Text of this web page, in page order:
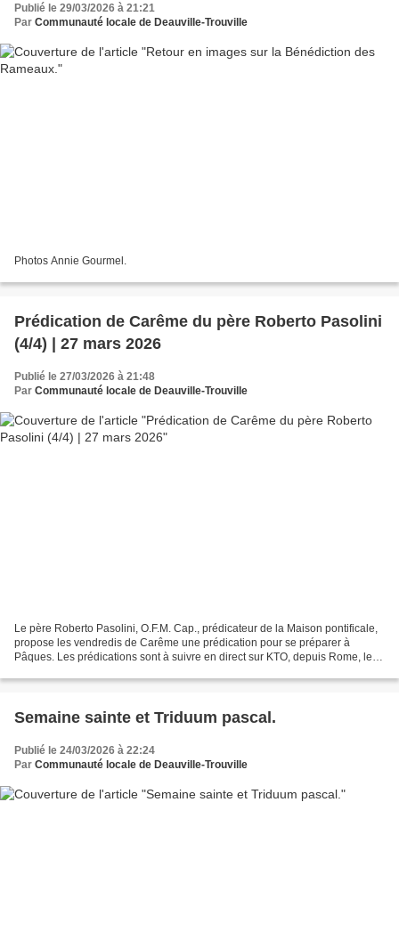
Publié le 29/03/2026 à 21:21
Par Communauté locale de Deauville-Trouville
Photos Annie Gourmel.
Prédication de Carême du père Roberto Pasolini
(4/4) | 27 mars 2026
Publié le 27/03/2026 à 21:48
Par Communauté locale de Deauville-Trouville
Le père Roberto Pasolini, O.F.M. Cap., prédicateur de la Maison pontificale,
propose les vendredis de Carême une prédication pour se préparer à
Pâques. Les prédications sont à suivre en direct sur KTO, depuis Rome, les
Semaine sainte et Triduum pascal.
Publié le 24/03/2026 à 22:24
Par Communauté locale de Deauville-Trouville